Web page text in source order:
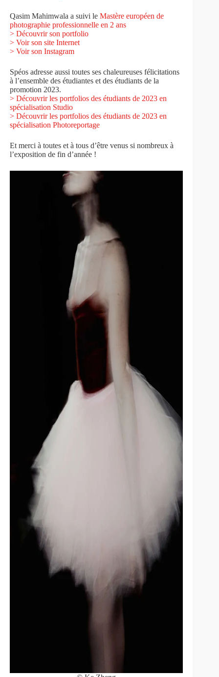
Qasim Mahimwala a suivi le Mastère européen de
photographie professionnelle en 2 ans
> Découvrir son portfolio
> Voir son site Internet
> Voir son Instagram
Spéos adresse aussi toutes ses chaleureuses félicitations
à l’ensemble des étudiantes et des étudiants de la
promotion 2023.
> Découvrir les portfolios des étudiants de 2023 en
spécialisation Studio
> Découvrir les portfolios des étudiants de 2023 en
spécialisation Photoreportage
Et merci à toutes et à tous d’être venus si nombreux à
l’exposition de fin d’année !